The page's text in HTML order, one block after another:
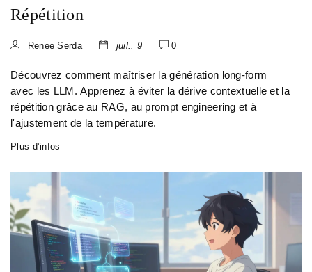
Répétition
Renee Serda juil.. 9 0
Découvrez comment maîtriser la génération long-form
avec les LLM. Apprenez à éviter la dérive contextuelle et la
répétition grâce au RAG, au prompt engineering et à
l'ajustement de la température.
Plus d’infos